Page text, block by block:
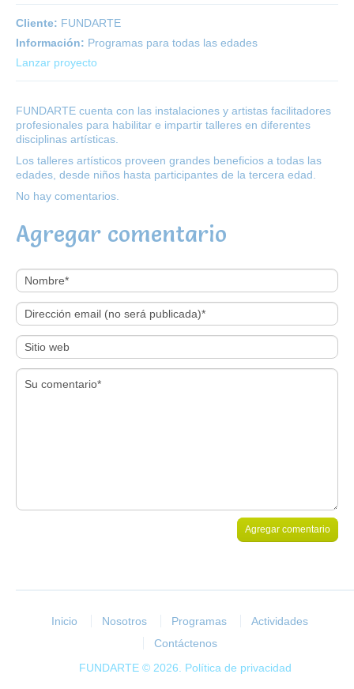
Cliente: FUNDARTE
Información: Programas para todas las edades
Lanzar proyecto
FUNDARTE cuenta con las instalaciones y artistas facilitadores
profesionales para habilitar e impartir talleres en diferentes
disciplinas artísticas.
Los talleres artísticos proveen grandes beneficios a todas las
edades, desde niños hasta participantes de la tercera edad.
No hay comentarios.
Agregar comentario
Inicio Nosotros Programas
Actividades
Contáctenos
FUNDARTE © 2026. Política de privacidad